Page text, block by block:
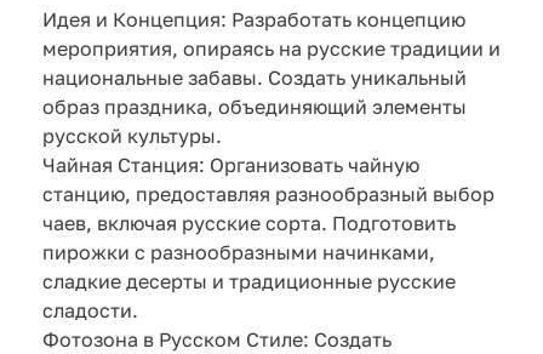
Идея и Концепция: Разработать концепцию
мероприятия, опираясь на русские традиции и
национальные забавы. Создать уникальный
образ праздника, объединяющий элементы
русской культуры.
Чайная Станция: Организовать чайную
станцию, предоставляя разнообразный выбор
чаев, включая русские сорта. Подготовить
пирожки с разнообразными начинками,
сладкие десерты и традиционные русские
сладости.
Фотозона в Русском Стиле: Создать